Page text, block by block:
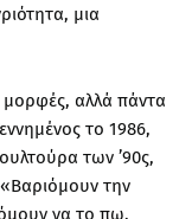
μια
μορφές, αλλά πάντα
το 1986,
των ’90ς,
την
να το πω.